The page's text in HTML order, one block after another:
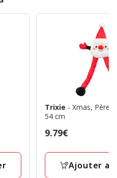
Trixie - Xmas, Père
54 cm
Prix
9.79€
Ajouter